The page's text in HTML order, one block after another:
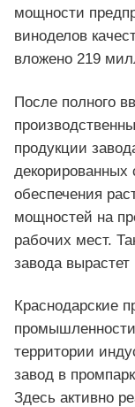
мощности
виноделов
вложено 219
После полного
продукции
декорированных
обеспечения
мощностей на
рабочих мест.
завода
Краснодарские
территории
завод в
Здесь активно